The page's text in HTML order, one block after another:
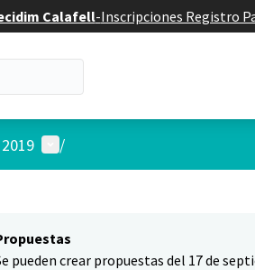
Calafell-Inscripciones Registro
Menú de usuario
/
pueden crear propuestas del 17 de